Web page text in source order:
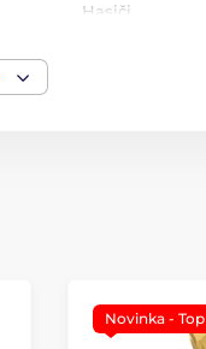
Hasiči
Novinka - Top